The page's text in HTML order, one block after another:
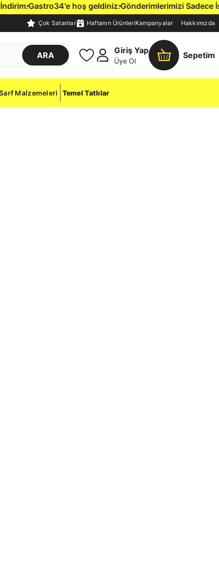
Gastro34'e hoş geldiniz.Gönderimlerimizi Sadece
Çok Satanlar Haftanın ÜrünleriKampanyalar Hakkımızda
ARA
Giriş Yap
Üye Ol
Sepetim
Malzemeleri Temel Tatlılar